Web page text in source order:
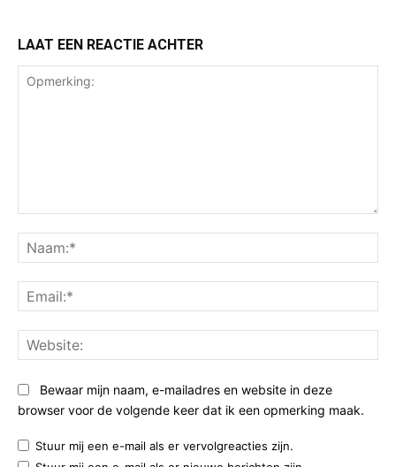
LAAT EEN REACTIE ACHTER
Bewaar mijn naam, e-mailadres en website in deze
browser voor de volgende keer dat ik een opmerking maak.
Stuur mij een e-mail als er vervolgreacties zijn.